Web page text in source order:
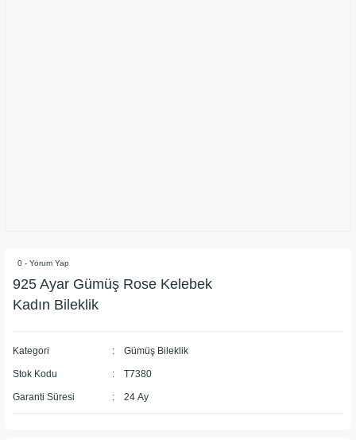
0 - Yorum Yap
​925 Ayar Gümüş Rose Kelebek
Kadın Bileklik
Kategori Gümüş Bileklik
Stok Kodu T7380
Garanti Süresi 24 Ay